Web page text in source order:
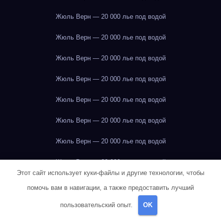
Жюль Верн — 20 000 лье под водой
Жюль Верн — 20 000 лье под водой
Жюль Верн — 20 000 лье под водой
Жюль Верн — 20 000 лье под водой
Жюль Верн — 20 000 лье под водой
Жюль Верн — 20 000 лье под водой
Жюль Верн — 20 000 лье под водой
Жюль Верн — 20 000 лье под водой
Жюль Верн — 20 000 лье под водой
Этот сайт использует куки-файлы и другие технологии, чтобы
помочь вам в навигации, а также предоставить лучший
пользовательский опыт. OK